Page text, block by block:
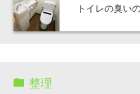
トイレの臭い
整理